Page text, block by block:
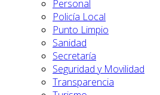
Personal
Policía Local
Punto Limpio
Sanidad
Secretaría
Seguridad y Movilidad
Transparencia